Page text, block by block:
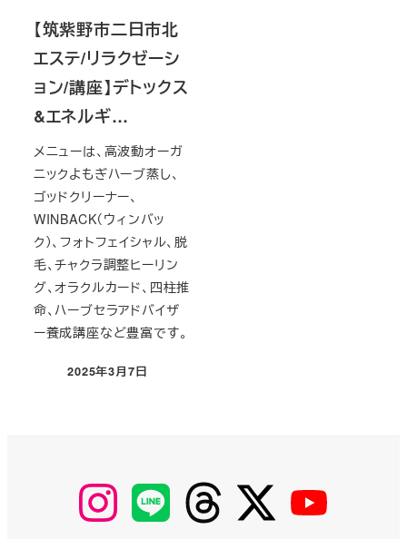
【筑紫野市二日市北
エステ/リラクゼーシ
ョン/講座】デトックス
&エネルギ…
メニューは、高波動オーガ
ニックよもぎハーブ蒸し、
ゴッドクリーナー、
WINBACK（ウィンバッ
ク）、フォトフェイシャル、脱
毛、チャクラ調整ヒーリン
グ、オラクルカード、四柱推
命、ハーブセラアドバイザ
ー養成講座など豊富です。
投稿日
2025年3月7日
【Instagram】
MyKOBAKO
【LINE】 【threads】 【Twitter】